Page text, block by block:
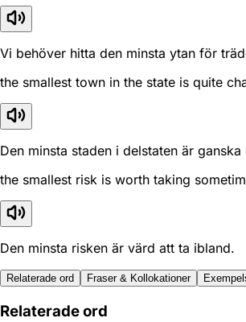
Vi behöver hitta den minsta ytan för
the smallest town in the state is quite
Den minsta staden i delstaten är ganska
the smallest risk is worth taking
Den minsta risken är värd att ta ibland.
Relaterade ord Fraser & Kollokationer
Relaterade ord